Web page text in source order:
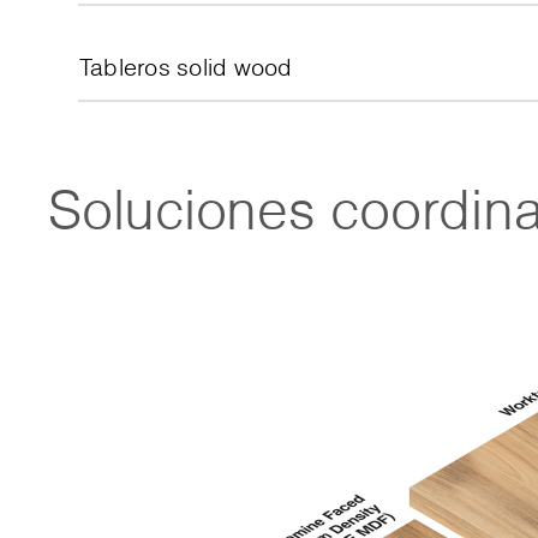
Tableros solid wood
Soluciones